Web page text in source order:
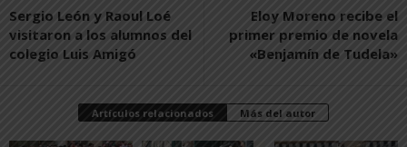
Sergio León y Raoul Loé
visitaron a los alumnos del
colegio Luis Amigó
Eloy Moreno recibe el
primer premio de novela
«Benjamín de Tudela»
Artículos relacionados Más del autor